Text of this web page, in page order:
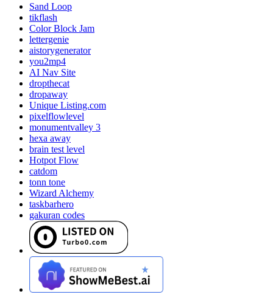
Sand Loop
tikflash
Color Block Jam
lettergenie
aistorygenerator
you2mp4
AI Nav Site
dropthecat
dropaway
Unique Listing.com
pixelflowlevel
monumentvalley 3
hexa away
brain test level
Hotpot Flow
catdom
tonn tone
Wizard Alchemy
taskbarhero
gakuran codes